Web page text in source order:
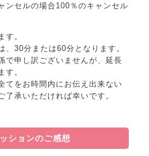
ンセルの場合100％のキャンセル
す。
、30分または60分となります。
で申し訳ございませんが、延長
す。
てをお時間内にお伝え出来ない
了承いただければ幸いです。
ションのご感想